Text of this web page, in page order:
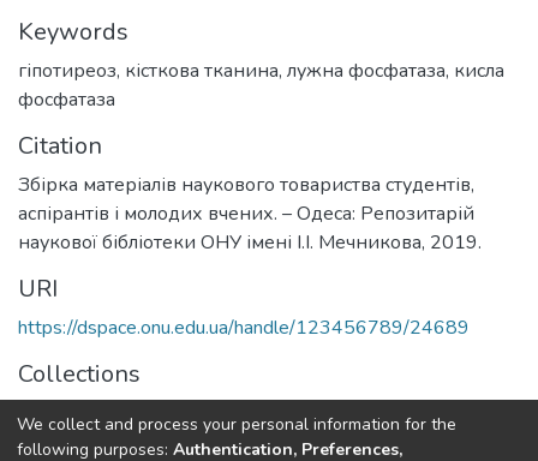
Keywords
гіпотиреоз, кісткова тканина, лужна фосфатаза, кисла
фосфатаза
Citation
Збірка матеріалів наукового товариства студентів,
аспірантів і молодих вчених. – Одеса: Репозитарій
наукової бібліотеки ОНУ імені І.І. Мечникова, 2019.
URI
https://dspace.onu.edu.ua/handle/123456789/24689
Collections
Статті та доповіді БФ
We collect and process your personal information for the
following purposes: Authentication, Preferences,